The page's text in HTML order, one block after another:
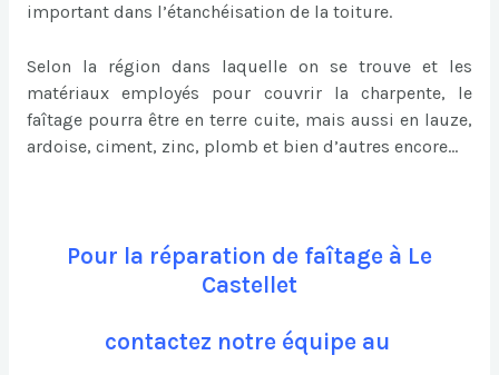
important dans l’étanchéisation de la toiture.
Selon la région dans laquelle on se trouve et les
matériaux employés pour couvrir la charpente, le
faîtage pourra être en terre cuite, mais aussi en lauze,
ardoise, ciment, zinc, plomb et bien d’autres encore…
Pour la réparation de faîtage à Le
Castellet
contactez notre équipe au